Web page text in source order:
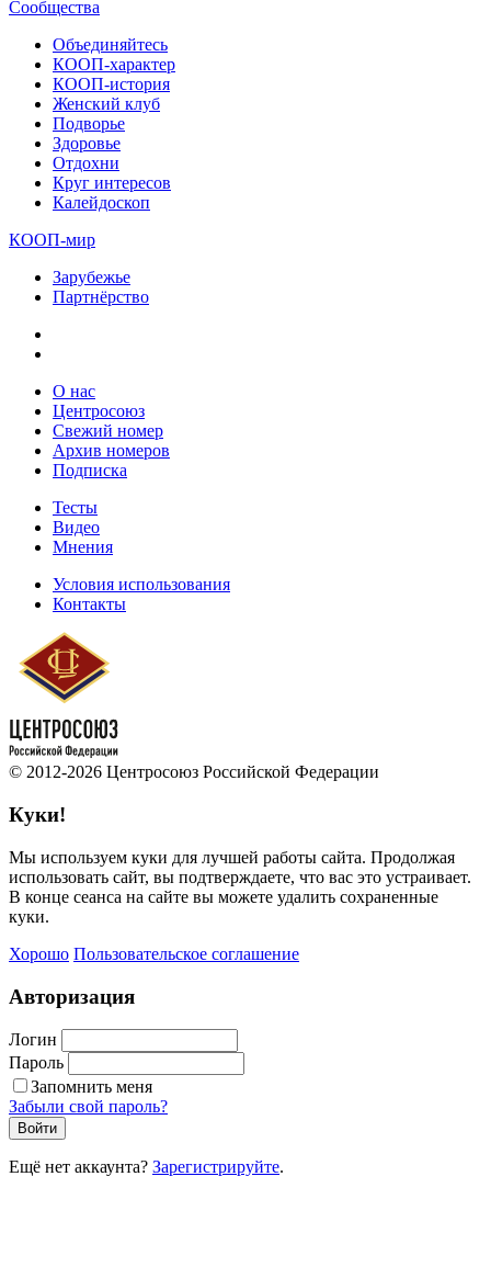
Сообщества
Объединяйтесь
КООП-характер
КООП-история
Женский клуб
Подворье
Здоровье
Отдохни
Круг интересов
Калейдоскоп
КООП-мир
Зарубежье
Партнёрство
О нас
Центросоюз
Свежий номер
Архив номеров
Подписка
Тесты
Видео
Мнения
Условия использования
Контакты
© 2012-2026 Центросоюз Российской Федерации
Куки!
Мы используем куки для лучшей работы сайта. Продолжая
использовать сайт, вы подтверждаете, что вас это устраивает.
В конце сеанса на сайте вы можете удалить сохраненные
куки.
Хорошо Пользовательское соглашение
Авторизация
Логин
Пароль
Запомнить меня
Забыли свой пароль?
Войти
Ещё нет аккаунта? Зарегистрируйте.